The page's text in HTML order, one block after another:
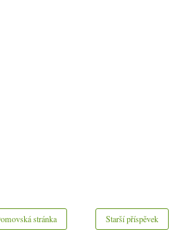
Starší příspěvek
stránka